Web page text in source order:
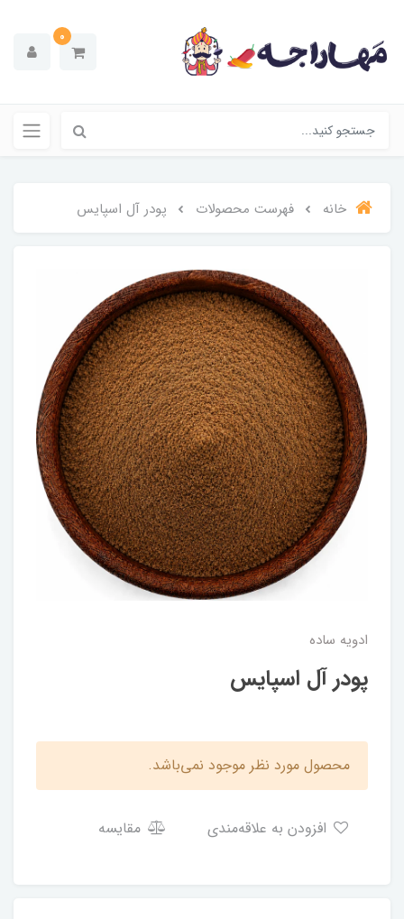
0
خانه فهرست محصولات پودر آل اسپایس
ادویه ساده
پودر آل اسپایس
محصول مورد نظر موجود نمی‌باشد.
مقایسه